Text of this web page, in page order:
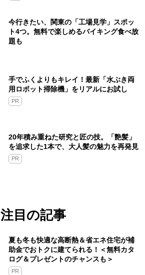
今行きたい、関東の「工場見学」スポッ
ト4つ。無料で楽しめるバイキング食べ放
題も
手でふくよりもキレイ！最新「水ぶき両
用ロボット掃除機」をリアルにお試し
PR
20年積み重ねた研究と匠の技。「艶髪」
を追求した1本で、大人髪の魅力を再発見
PR
注目の記事
夏も冬も快適な高断熱＆省エネ住宅が補
助金でおトクに建てられる！＜無料カタ
ログ＆プレゼントのチャンスも＞
PR